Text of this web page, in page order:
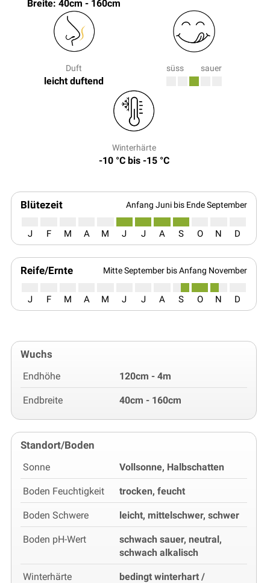
Breite: 40cm - 160cm
Duft
leicht duftend
süss sauer
Winterhärte
-10 °C bis -15 °C
Blütezeit Anfang Juni bis Ende September
J F M A M J J A S O N D
Reife/Ernte Mitte September bis Anfang November
J F M A M J J A S O N D
Wuchs
Endhöhe 120cm - 4m
Endbreite 40cm - 160cm
Standort/Boden
Sonne Vollsonne, Halbschatten
Boden Feuchtigkeit trocken, feucht
Boden Schwere leicht, mittelschwer, schwer
Boden pH-Wert
schwach sauer, neutral,
schwach alkalisch
Winterhärte
bedingt winterhart /